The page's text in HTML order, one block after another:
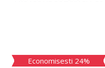
Economisesti 24%